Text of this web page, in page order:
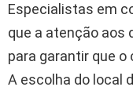
Especialistas em
que a atenção aos
para garantir que
A escolha do local